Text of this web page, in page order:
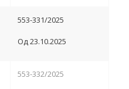
553-331/2025
Од 23.10.2025
553-332/2025